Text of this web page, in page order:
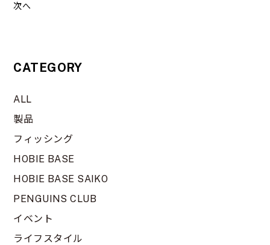
CATEGORY
ALL
製品
フィッシング
HOBIE BASE
HOBIE BASE SAIKO
PENGUINS CLUB
イベント
ライフスタイル
次へ